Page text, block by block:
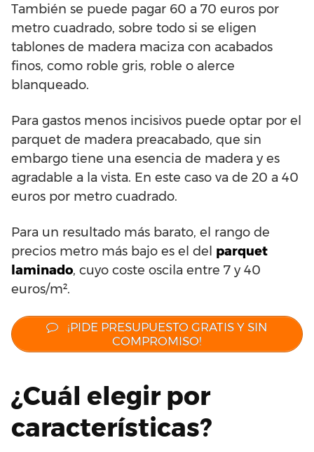
También se puede pagar 60 a 70 euros por
metro cuadrado, sobre todo si se eligen
tablones de madera maciza con acabados
finos, como roble gris, roble o alerce
blanqueado.
Para gastos menos incisivos puede optar por el
parquet de madera preacabado, que sin
embargo tiene una esencia de madera y es
agradable a la vista. En este caso va de 20 a 40
euros por metro cuadrado.
Para un resultado más barato, el rango de
precios metro más bajo es el del parquet
laminado, cuyo coste oscila entre 7 y 40
euros/m².
¡PIDE PRESUPUESTO GRATIS Y SIN
COMPROMISO!
¿Cuál elegir por
características?